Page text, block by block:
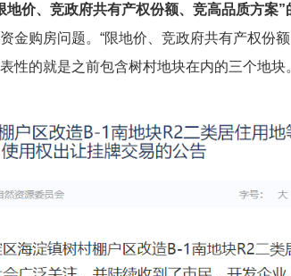
地价、竞政府共有产权份额、竞高品质方案”
金购房问题。“限地价、竞政府共有产权份
性的就是之前包含树村地块在内的三个地块